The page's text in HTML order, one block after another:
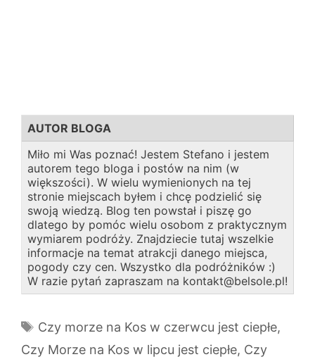
AUTOR BLOGA
Miło mi Was poznać! Jestem Stefano i jestem
autorem tego bloga i postów na nim (w
większości). W wielu wymienionych na tej
stronie miejscach byłem i chcę podzielić się
swoją wiedzą. Blog ten powstał i piszę go
dlatego by pomóc wielu osobom z praktycznym
wymiarem podróży. Znajdziecie tutaj wszelkie
informacje na temat atrakcji danego miejsca,
pogody czy cen. Wszystko dla podróżników :)
W razie pytań zapraszam na kontakt@belsole.pl!
Tagi
Czy morze na Kos w czerwcu jest ciepłe,
Czy Morze na Kos w lipcu jest ciepłe, Czy